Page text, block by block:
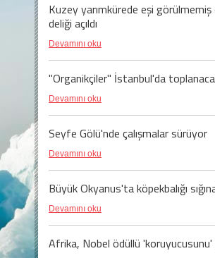
Kuzey yarımkürede eşi
deliği açıldı
Devamını oku
"Organikçiler" İstanbul'da
Devamını oku
Seyfe Gölü'nde çalışmalar sürüyor
Devamını oku
Büyük Okyanus'ta köpekbalığı
Devamını oku
Afrika, Nobel ödüllü